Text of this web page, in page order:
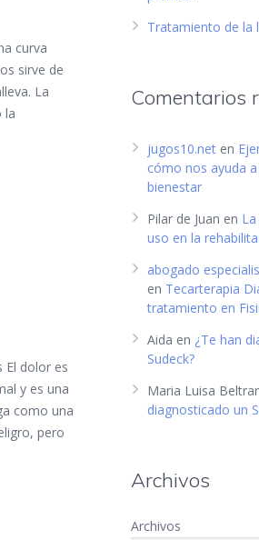
curva
sirve de
La
la
El dolor es
y es una
como una
pero
Tratamiento de la
Comentarios
jugos10.net en
cómo nos ayuda
bienestar
Pilar de Juan en
uso en la
abogado
en Tecarterapia
tratamiento en
Aida en ¿Te han
Sudeck?
Maria Luisa
diagnosticado un
Archivos
Archivos